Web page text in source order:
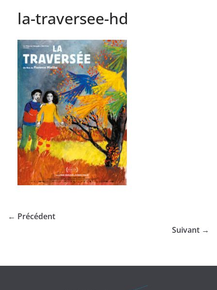
la-traversee-hd
← Précédent
Suivant →